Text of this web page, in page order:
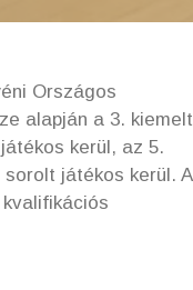
Országos
alapján a 3. kiemelt
kerül, az 5.
játékos kerül. A